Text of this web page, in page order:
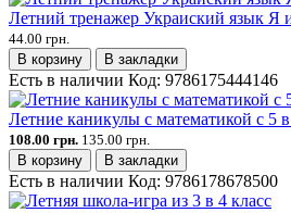
Летний тренажер Украиский язык Я
44.00 грн.
В корзину
В закладки
Есть в наличии Код: 9786175444146
Летние каникулы с математикой с 5 в
108.00 грн. 135.00 грн.
В корзину
В закладки
Есть в наличии Код: 9786178678500